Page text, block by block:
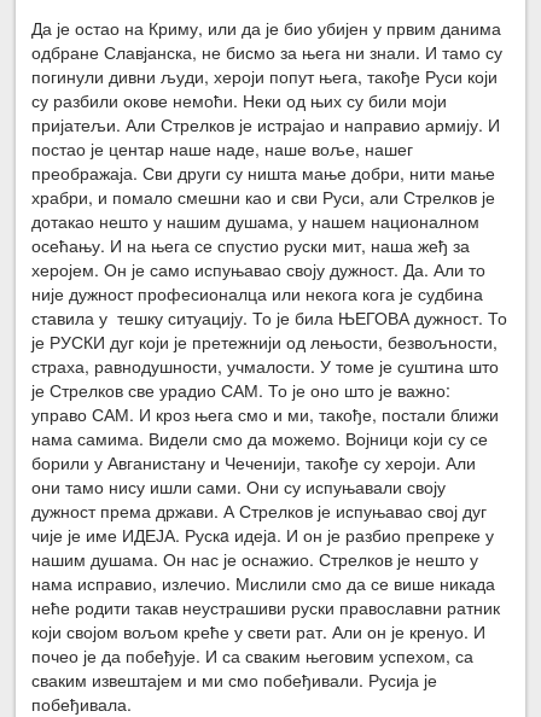
Да је остао на Криму, или да је био убијен у првим данима
одбране Славјанска, не бисмо за њега ни знали. И тамо су
погинули дивни људи, хероји попут њега, такође Руси који
су разбили окове немоћи. Неки од њих су били моји
пријатељи. Али Стрелков је истрајао и направио армију. И
постао је центар наше наде, наше воље, нашег
преображаја. Сви други су ништа мање добри, нити мање
храбри, и помало смешни као и сви Руси, али Стрелков је
дотакао нешто у нашим душама, у нашем националном
осећању. И на њега се спустио руски мит, наша жеђ за
херојем. Он је само испуњавао своју дужност. Да. Али то
није дужност професионалца или некога кога је судбина
ставила у тешку ситуацију. То је била ЊЕГОВА дужност. То
је РУСКИ дуг који је претежнији од лењости, безвољности,
страха, равнодушности, учмалости. У томе је суштина што
је Стрелков све урадио САМ. То је оно што је важно:
управо САМ. И кроз њега смо и ми, такође, постали ближи
нама самима. Видели смо да можемо. Војници који су се
борили у Авганистану и Чеченији, такође су хероји. Али
они тамо нису ишли сами. Они су испуњавали своју
дужност према држави. А Стрелков је испуњавао свој дуг
чије је име ИДЕЈА. Рускa идејa. И он је разбио препреке у
нашим душама. Он нас је оснажио. Стрелков је нешто у
нама исправио, излечио. Мислили смо да се више никада
неће родити такав неустрашиви руски православни ратник
који својом вољом креће у свети рат. Али он је кренуо. И
почео је да побеђује. И са сваким његовим успехом, са
сваким извештајем и ми смо побеђивали. Русија је
побеђивала.